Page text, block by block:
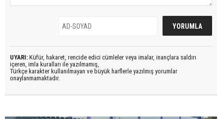
UYARI: Küfür, hakaret, rencide edici cümleler veya imalar, inançlara saldırı
içeren, imla kuralları ile yazılmamış,
Türkçe karakter kullanılmayan ve büyük harflerle yazılmış yorumlar
onaylanmamaktadır.